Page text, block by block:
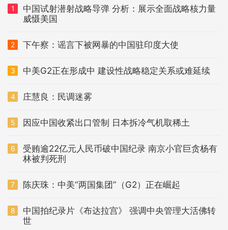
1
中国试射潜射战略导弹 分析：展示全面战略核力量
威慑美国
2 下午察：谣言下被网暴的中国驻印度大使
3 中美G2正在形成中 建设性战略稳定关系或难延续
4 庄慧良：民调迷雾
5 因应中国收紧出口管制 日本拆冷气机取稀土
6
受贿逾22亿元人民币破中国纪录 南京小官巨贪杨有
林被判死刑
7 陈庆珠：中美“两国集团”（G2）正在崛起
8
中国拍纪录片《布达拉宫》 强调中央管理大活佛转
世